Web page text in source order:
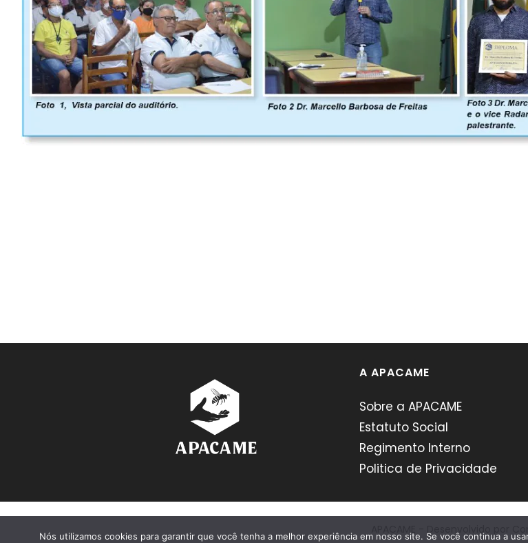
A APACAME
Sobre a APACAME
Estatuto Social
Regimento Interno
Politica de Privacidade
APACAME - Desenvolvido por
Nós utilizamos cookies para garantir que você tenha a melhor experiência em nosso site. Se você continua a